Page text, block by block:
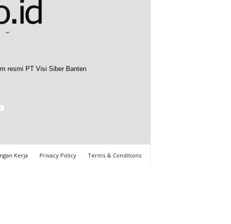
resmi PT Visi Siber Banten
Kerja Privacy Policy Terms & Conditions